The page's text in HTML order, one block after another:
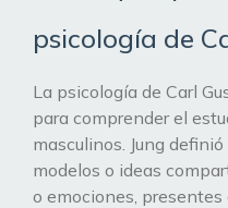
psicología de
La psicología de Carl
para comprender el
masculinos. Jung
modelos o ideas
o emociones,